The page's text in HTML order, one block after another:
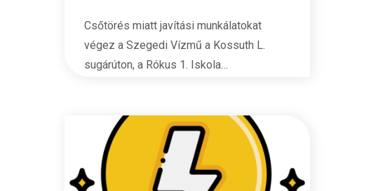
Csőtörés miatt javítási munkálatokat
végez a Szegedi Vízmű a Kossuth L.
sugárúton, a Rókus 1. Iskola…